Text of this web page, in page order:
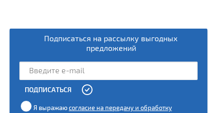
Подписаться на рассылку выгодных
предложений
Я выражаюсогласие на передачу и обработку
ПОДПИСАТЬСЯ